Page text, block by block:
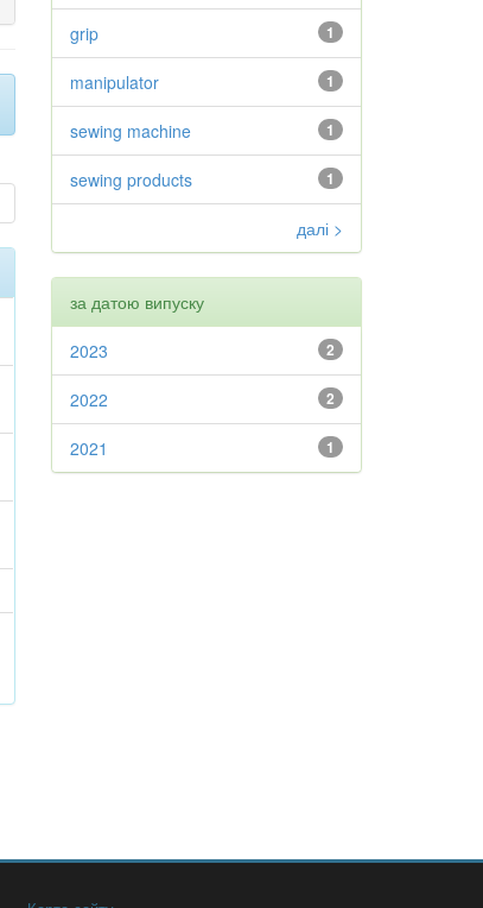
1
grip
1
manipulator
1
sewing machine
1
sewing products
далі >
за датою випуску
2
2023
2
2022
1
2021